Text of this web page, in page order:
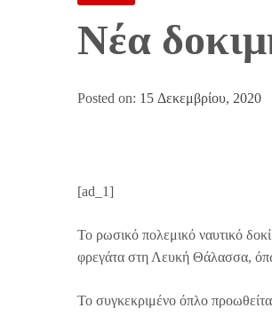
Νέα
Posted on: 15 Δεκεμβρίου, 2020
[ad_1]
To ρωσικό πολεμικό ναυτικό
φρεγάτα στη Λευκή Θάλασσα,
Το συγκεκριμένο όπλο